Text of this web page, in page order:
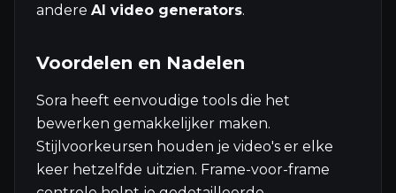
andere AI video generators.
Voordelen en Nadelen
Sora heeft eenvoudige tools die het
bewerken gemakkelijker maken.
Stijlvoorkeursen houden je video's er elke
keer hetzelfde uitzien. Frame-voor-frame